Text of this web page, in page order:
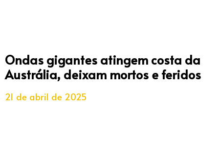
Ondas gigantes atingem costa da
Austrália, deixam mortos e feridos
21 de abril de 2025